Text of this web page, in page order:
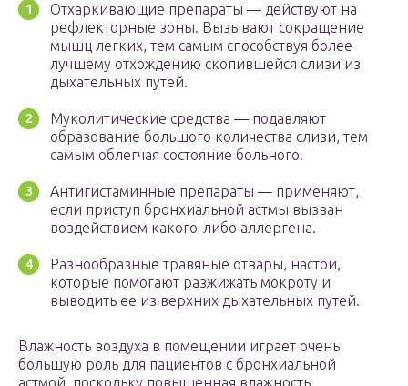
Отхаркивающие препараты — действуют на
рефлекторные зоны. Вызывают сокращение
мышц легких, тем самым способствуя более
лучшему отхождению скопившейся слизи из
дыхательных путей.
Муколитические средства — подавляют
образование большого количества слизи, тем
самым облегчая состояние больного.
Антигистаминные препараты — применяют,
если приступ бронхиальной астмы вызван
воздействием какого-либо аллергена.
Разнообразные травяные отвары, настои,
которые помогают разжижать мокроту и
выводить ее из верхних дыхательных путей.
Влажность воздуха в помещении играет очень
большую роль для пациентов с бронхиальной
астмой, поскольку повышенная влажность